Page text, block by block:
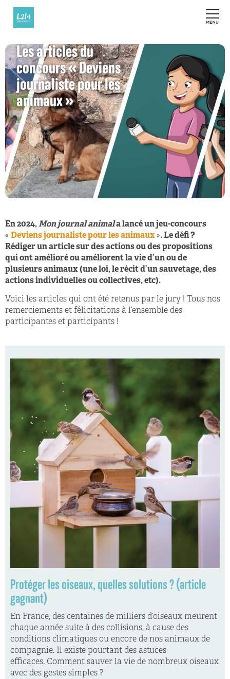
Les articles du
concours « Deviens
journaliste pour les
animaux »
En 2024,Mon journal animala lancé un jeu-concours
« Deviens journaliste pour les animaux ». Le défi ?
Rédiger un article sur des actions ou des propositions
qui ont amélioré ou améliorent la vie d’un ou de
plusieurs animaux (une loi, le récit d’un sauvetage, des
actions individuelles ou collectives, etc).
Voici les articles qui ont été retenus par le jury ! Tous nos
remerciements et félicitations à l’ensemble des
participantes et participants !
Protéger les oiseaux, quelles solutions ? (article
gagnant)
En France, des centaines de milliers d’oiseaux meurent
chaque année suite à des collisions, à cause des
conditions climatiques ou encore de nos animaux de
compagnie. Il existe pourtant des astuces
efficaces. Comment sauver la vie de nombreux oiseaux
avec des gestes simples ?